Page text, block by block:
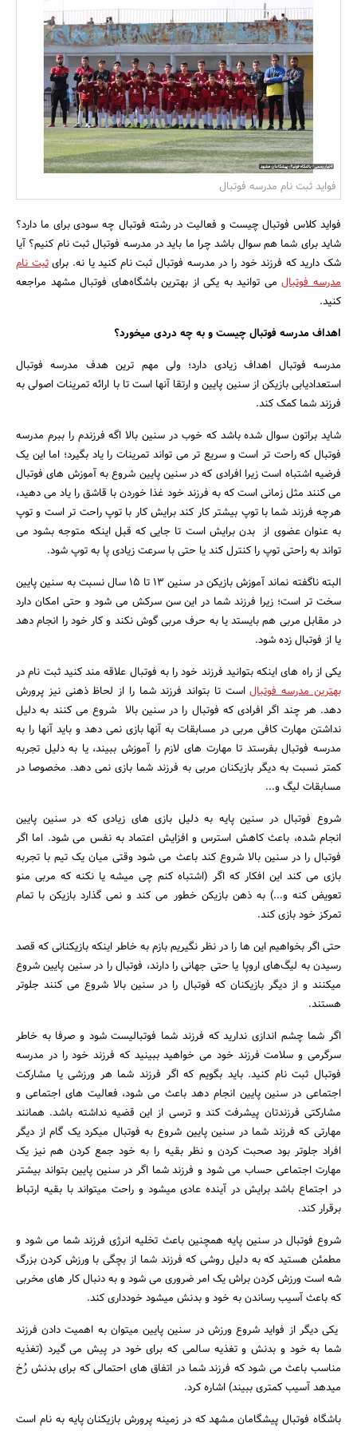
بانک، بیمه و سرمایه
مسکن و ساختمان
جستجو
فواید ثبت نام مدرسه فوتبال
فواید کلاس فوتبال چیست و فعالیت در رشته فوتبال چه سودی برای ما دارد؟
شاید برای شما هم سوال باشد چرا ما باید در مدرسه فوتبال ثبت نام کنیم؟ آیا
شک دارید که فرزند خود را در مدرسه فوتبال ثبت نام کنید یا نه. برایثبت نام
مدرسه فوتبالمی توانید به یکی از بهترین باشگاه‌های فوتبال مشهد مراجعه
کنید.
اهداف مدرسه فوتبال چیست و به چه دردی میخورد؟
مدرسه فوتبال اهداف زیادی دارد؛ ولی مهم ترین هدف مدرسه فوتبال
استعدادیابی بازیکن از سنین پایین و ارتقا آنها است تا با ارائه تمرینات اصولی به
فرزند شما کمک کند.
شاید براتون سوال شده باشد که خوب در سنین بالا اگه فرزندم را ببرم مدرسه
فوتبال که راحت تر است و سریع تر می تواند تمرینات را یاد بگیرد؛ اما این یک
فرضیه اشتباه است زیرا افرادی که در سنین پایین شروع به آموزش های فوتبال
می کنند مثل زمانی است که به فرزند خود غذا خوردن با قاشق را یاد می دهید،
هرچه فرزند شما با توپ بیشتر کار کند برایش کار با توپ راحت تر است و توپ
به عنوان عضوی از بدن برایش است تا جایی که قبل اینکه متوجه بشود می
تواند به راحتی توپ را کنترل کند یا حتی با سرعت زیادی پا به توپ شود.
البته ناگفته نماند آموزش بازیکن در سنین 13 تا 15 سال نسبت به سنین پایین
سخت تر است؛ زیرا فرزند شما در این سن سرکش می شود و حتی امکان دارد
در مقابل مربی هم بایستد یا به حرف مربی گوش نکند و کار خود را انجام دهد
یا از فوتبال زده شود.
یکی از راه های اینکه بتوانید فرزند خود را به فوتبال علاقه مند کنید ثبت نام در
بهترین مدرسه فوتبالاست تا بتواند فرزند شما را از لحاظ ذهنی نیز پرورش
دهد. هر چند اگر افرادی که فوتبال را در سنین بالا شروع می کنند به دلیل
نداشتن مهارت کافی مربی در مسابقات به آنها بازی نمی دهد و باید آنها را به
مدرسه فوتبال بفرستد تا مهارت های لازم را آموزش ببیند، یا به دلیل تجربه
کمتر نسبت به دیگر بازیکنان مربی به فرزند شما بازی نمی دهد. مخصوصا در
مسابقات لیگ و...
شروع فوتبال در سنین پایه به دلیل بازی های زیادی که در سنین پایین
انجام شده، باعث کاهش استرس و افزایش اعتماد به نفس می شود. اما اگر
فوتبال را در سنین بالا شروع کند باعث می شود وقتی میان یک تیم با تجربه
بازی می کند این افکار که اگر (اشتباه کنم چی میشه یا نکنه که مربی منو
تعویض کنه و...) به ذهن بازیکن خطور می کند و نمی گذارد بازیکن با تمام
تمرکز خود بازی کند.
حتی اگر بخواهیم این ها را در نظر نگیریم بازم به خاطر اینکه بازیکنانی که قصد
رسیدن به لیگ‌های اروپا یا حتی جهانی را دارند، فوتبال را در سنین پایین شروع
میکنند و از دیگر بازیکنان که فوتبال را در سنین بالا شروع می کنند جلوتر
هستند.
اگر شما چشم اندازی ندارید که فرزند شما فوتبالیست شود و صرفا به خاطر
سرگرمی و سلامت فرزند خود می خواهید ببینید که فرزند خود را در مدرسه
فوتبال ثبت نام کنید. باید بگویم که اگر فرزند شما هر ورزشی یا مشارکت
اجتماعی در سنین پایین انجام دهد باعث می شود، فعالیت های اجتماعی و
مشارکتی فرزندتان پیشرفت کند و ترسی از این قضیه نداشته باشد. همانند
مهارتی که فرزند شما در سنین پایین شروع به فوتبال میکرد یک گام از دیگر
افراد جلوتر بود صحبت کردن و نظر بقیه را به خود جمع کردن هم نیز یک
مهارت اجتماعی حساب می شود و فرزند شما اگر در سنین پایین بتواند بیشتر
در اجتماع باشد برایش در آینده عادی میشود و راحت میتواند با بقیه ارتباط
برقرار کند.
شروع فوتبال در سنین پایه همچنین باعث تخلیه انرژی فرزند شما می شود و
مطمئن هستید که به دلیل روشی که فرزند شما از بچگی با ورزش کردن بزرگ
شه است ورزش کردن براش یک امر ضروری می شود و به دنبال کار های مخربی
که باعث آسیب رساندن به خود و بدنش میشود خودداری کند.
یکی دیگر از فواید شروع ورزش در سنین پایین میتوان به اهمیت دادن فرزند
شما به خود و بدنش و تغذیه سالمی که برای خود در پیش می گیرد (تغذیه
مناسب باعث می شود که فرزند شما در اتفاق های احتمالی که برای بدنش رُخ
میدهد آسیب کمتری ببیند) اشاره کرد.
باشگاه فوتبال پیشگامان مشهد که در زمینه پرورش بازیکنان پایه به نام است